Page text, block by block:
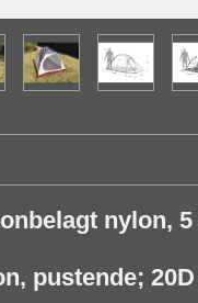
nylon,
pustende;